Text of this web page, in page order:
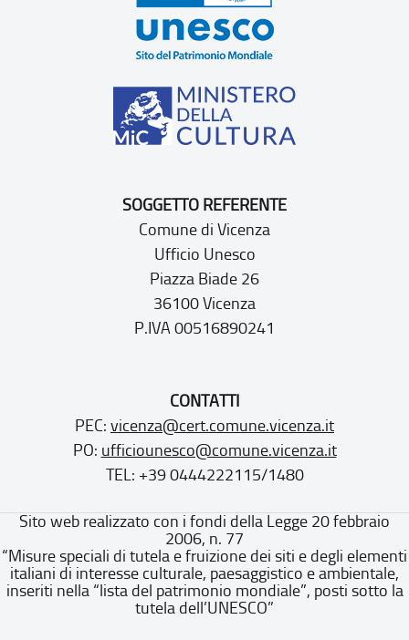
SOGGETTO REFERENTE
Comune di Vicenza
Ufficio Unesco
Piazza Biade 26
36100 Vicenza
P.IVA 00516890241
CONTATTI
PEC: vicenza@cert.comune.vicenza.it
PO: ufficiounesco@comune.vicenza.it
TEL: +39 0444222115/1480
Sito web realizzato con i fondi della Legge 20 febbraio
2006, n. 77
“Misure speciali di tutela e fruizione dei siti e degli elementi
italiani di interesse culturale, paesaggistico e ambientale,
inseriti nella “lista del patrimonio mondiale”, posti sotto la
tutela dell’UNESCO”